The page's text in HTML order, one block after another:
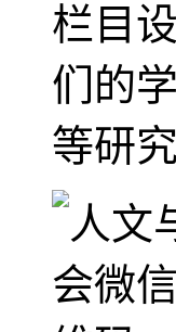
栏目
们的
等研